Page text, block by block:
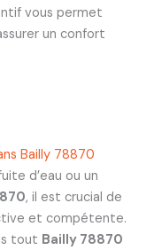
vous permet
un confort
Bailly 78870
d’eau ou un
, il est crucial de
et compétente.
tout Bailly 78870